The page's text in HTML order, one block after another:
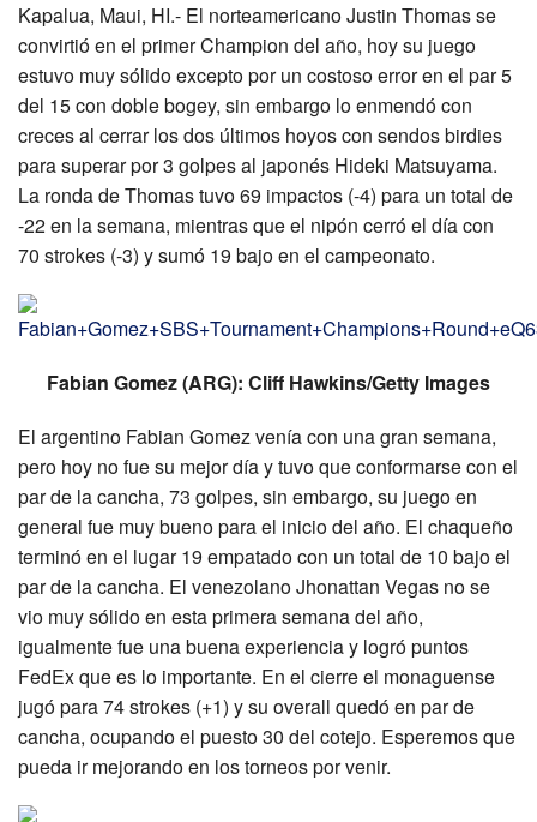
Kapalua, Maui, HI.- El norteamericano Justin Thomas se
convirtió en el primer Champion del año, hoy su juego
estuvo muy sólido excepto por un costoso error en el par 5
del 15 con doble bogey, sin embargo lo enmendó con
creces al cerrar los dos últimos hoyos con sendos birdies
para superar por 3 golpes al japonés Hideki Matsuyama.
La ronda de Thomas tuvo 69 impactos (-4) para un total de
-22 en la semana, mientras que el nipón cerró el día con
70 strokes (-3) y sumó 19 bajo en el campeonato.
Fabian Gomez (ARG): Cliff Hawkins/Getty Images
El argentino Fabian Gomez venía con una gran semana,
pero hoy no fue su mejor día y tuvo que conformarse con el
par de la cancha, 73 golpes, sin embargo, su juego en
general fue muy bueno para el inicio del año. El chaqueño
terminó en el lugar 19 empatado con un total de 10 bajo el
par de la cancha. El venezolano Jhonattan Vegas no se
vio muy sólido en esta primera semana del año,
igualmente fue una buena experiencia y logró puntos
FedEx que es lo importante. En el cierre el monaguense
jugó para 74 strokes (+1) y su overall quedó en par de
cancha, ocupando el puesto 30 del cotejo. Esperemos que
pueda ir mejorando en los torneos por venir.